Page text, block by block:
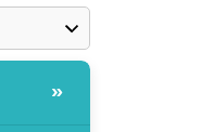
»